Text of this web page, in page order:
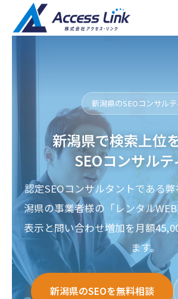
新潟県のSEOコンサル
新潟県で検索上位
SEOコンサル
認定SEOコンサルタントである
潟県の事業者様の「レンタル
表示と問い合わせ増加を月額
ます。
新潟県のSEOを無料相談